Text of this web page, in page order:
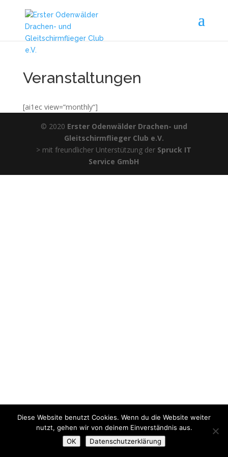
Veranstaltungen
[ai1ec view=“monthly“]
© 2020 Erster Odenwälder Drachen- und
Gleitschirmflieger Club e.V.
> mit freundlicher Unterstützung der Spruck IT
Service GmbH
Diese Website benutzt Cookies. Wenn du die Website weiter
nutzt, gehen wir von deinem Einverständnis aus.
OK
Datenschutzerklärung